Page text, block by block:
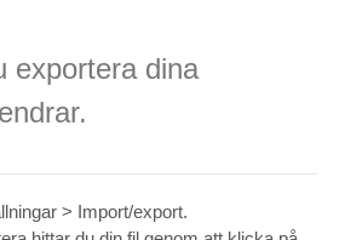
exportera dina
> Import/export.